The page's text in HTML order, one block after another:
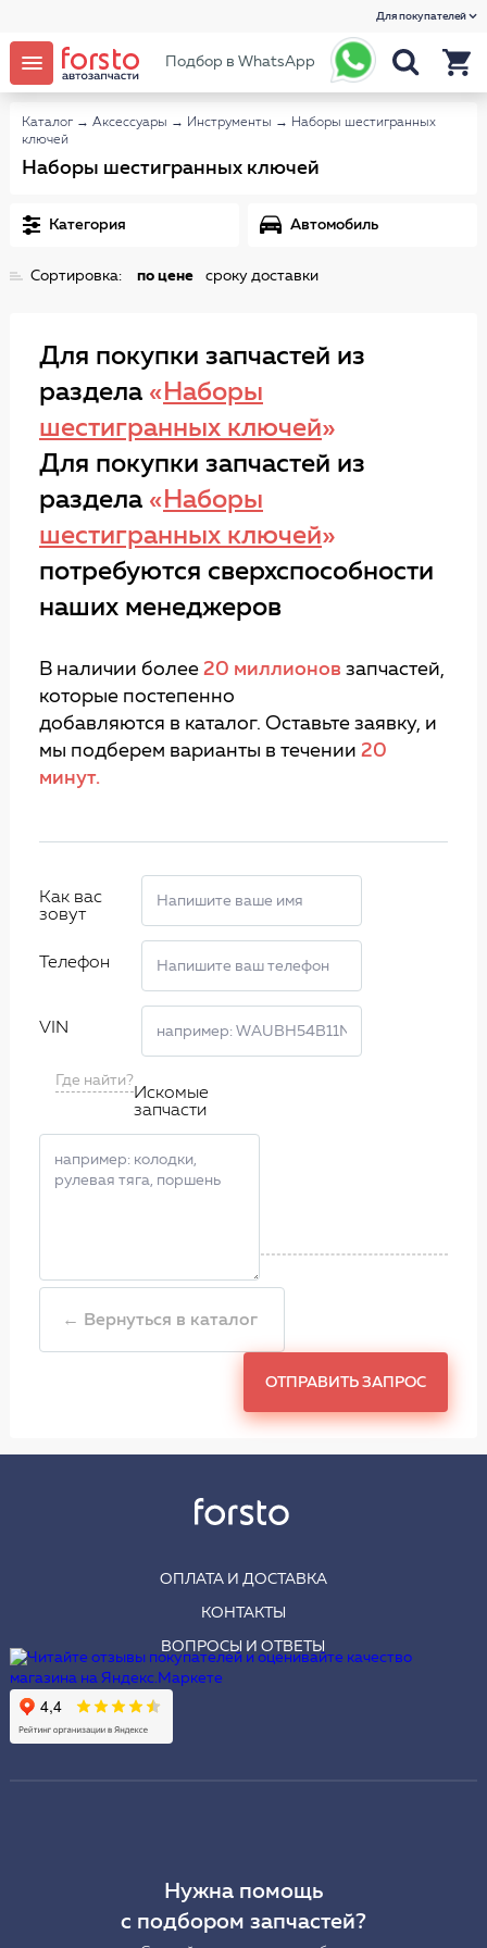
Для покупателей
Подбор в WhatsApp
Каталог → Аксессуары → Инструменты → Наборы шестигранных
ключей
Наборы шестигранных ключей
Категория Автомобиль
Сортировка: по цене сроку доставки
Для покупки запчастей из
раздела « Наборы
шестигранных ключей»
Для покупки запчастей из
раздела « Наборы
шестигранных ключей»
потребуются сверхспособности
наших менеджеров
В наличии более 20 миллионов запчастей,
которые постепенно
добавляются в каталог. Оставьте заявку, и
мы подберем варианты в течении 20
минут.
Как вас
зовут
Телефон
VIN
Где найти?
Искомые
запчасти
← Вернуться в каталог
ОТПРАВИТЬ ЗАПРОС
ОПЛАТА И ДОСТАВКА
КОНТАКТЫ
ВОПРОСЫ И ОТВЕТЫ
Нужна помощь
с подбором запчастей?